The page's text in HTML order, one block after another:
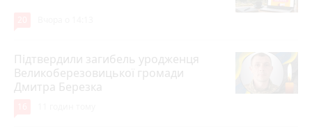
Підтвердили загибель уродженця
Великоберезовицької громади
Дмитра Березка